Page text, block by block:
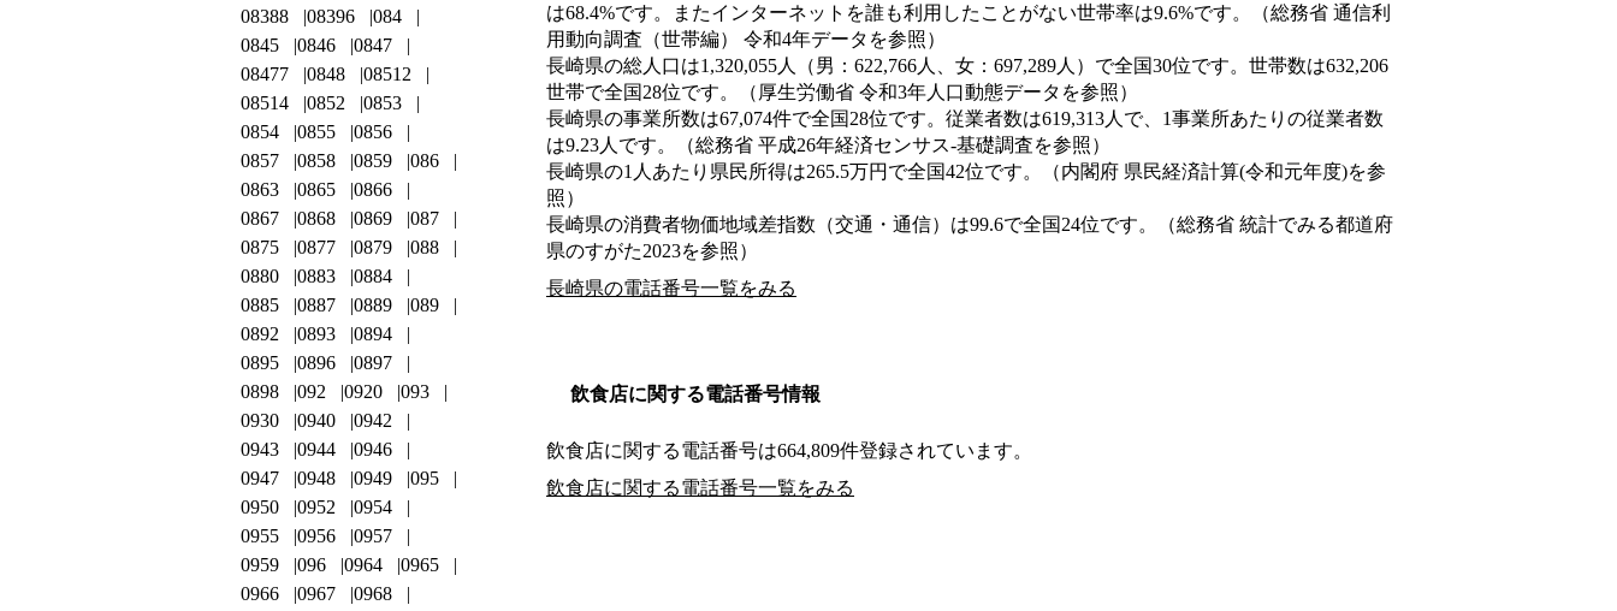
は68.4%です。またインターネットを誰も利用したことがない世帯率は9.6%です。（総務省 通信利
用動向調査（世帯編） 令和4年データを参照）
長崎県の総人口は1,320,055人（男：622,766人、女：697,289人）で全国30位です。世帯数は632,206
世帯で全国28位です。（厚生労働省 令和3年人口動態データを参照）
長崎県の事業所数は67,074件で全国28位です。従業者数は619,313人で、1事業所あたりの従業者数
は9.23人です。（総務省 平成26年経済センサス‐基礎調査を参照）
長崎県の1人あたり県民所得は265.5万円で全国42位です。（内閣府 県民経済計算(令和元年度)を参
照）
長崎県の消費者物価地域差指数（交通・通信）は99.6で全国24位です。（総務省 統計でみる都道府
県のすがた2023を参照）
長崎県の電話番号一覧をみる
飲食店に関する電話番号情報
飲食店に関する電話番号は664,809件登録されています。
飲食店に関する電話番号一覧をみる
08388
08396
084
0845
0846
0847
08477
0848
08512
08514
0852
0853
0854
0855
0856
0857
0858 0859
086
0863
0865
0866
0867
0868 0869
087
0875
0877 0879
088
0880
0883
0884
0885
0887 0889
089
0892
0893
0894
0895
0896
0897
0898
092 0920
093
0930
0940
0942
0943
0944
0946
0947
0948 0949
095
0950
0952
0954
0955
0956
0957
0959
096 0964
0965
0966
0967
0968